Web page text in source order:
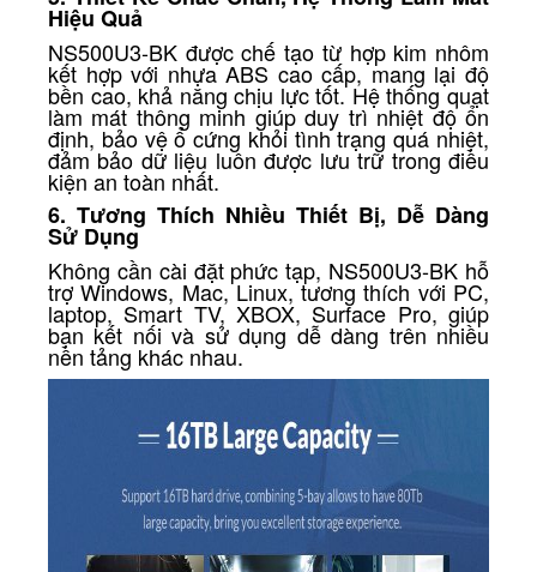
Hiệu Quả
NS500U3-BK được chế tạo từ hợp kim nhôm
kết hợp với nhựa ABS cao cấp, mang lại độ
bền cao, khả năng chịu lực tốt. Hệ thống quạt
làm mát thông minh giúp duy trì nhiệt độ ổn
định, bảo vệ ổ cứng khỏi tình trạng quá nhiệt,
đảm bảo dữ liệu luôn được lưu trữ trong điều
kiện an toàn nhất.
6. Tương Thích Nhiều Thiết Bị, Dễ Dàng
Sử Dụng
Không cần cài đặt phức tạp, NS500U3-BK hỗ
trợ Windows, Mac, Linux, tương thích với PC,
laptop, Smart TV, XBOX, Surface Pro, giúp
bạn kết nối và sử dụng dễ dàng trên nhiều
nền tảng khác nhau.